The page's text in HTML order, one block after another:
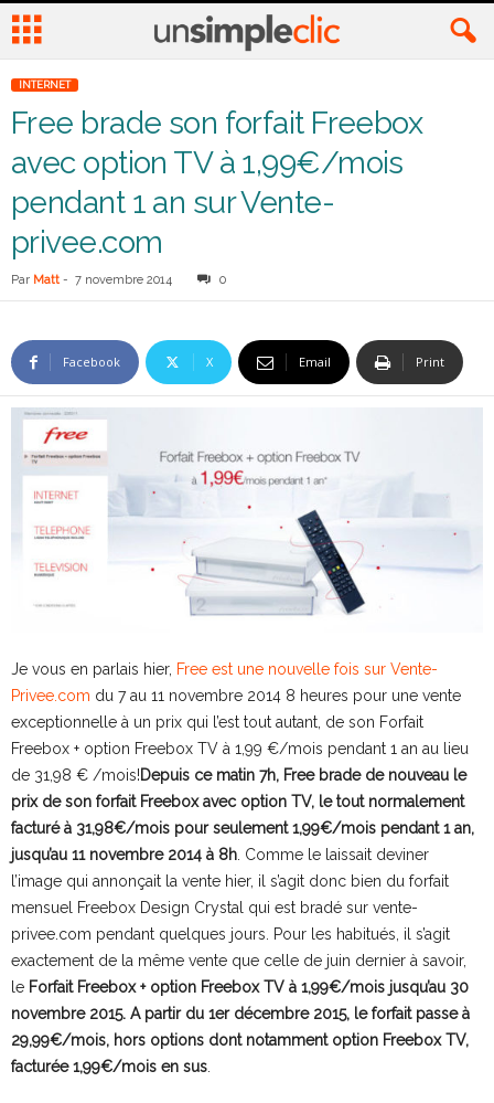
INTERNET
Free brade son forfait Freebox
avec option TV à 1,99€/mois
pendant 1 an sur Vente-
privee.com
Par Matt - 7 novembre 2014 0
Facebook X Email Print
Je vous en parlais hier, Free est une nouvelle fois sur Vente-
Privee.com du 7 au 11 novembre 2014 8 heures pour une vente
exceptionnelle à un prix qui l’est tout autant, de son Forfait
Freebox + option Freebox TV à 1,99 €/mois pendant 1 an au lieu
de 31,98 € /mois!Depuis ce matin 7h, Free brade de nouveau le
prix de son forfait Freebox avec option TV, le tout normalement
facturé à 31,98€/mois pour seulement 1,99€/mois pendant 1 an,
jusqu’au 11 novembre 2014 à 8h . Comme le laissait deviner
l’image qui annonçait la vente hier, il s’agit donc bien du forfait
mensuel Freebox Design Crystal qui est bradé sur vente-
privee.com pendant quelques jours. Pour les habitués, il s’agit
exactement de la même vente que celle de juin dernier à savoir,
le Forfait Freebox + option Freebox TV à 1,99€/mois jusqu’au 30
novembre 2015. A partir du 1er décembre 2015, le forfait passe à
29,99€/mois, hors options dont notamment option Freebox TV,
facturée 1,99€/mois en sus